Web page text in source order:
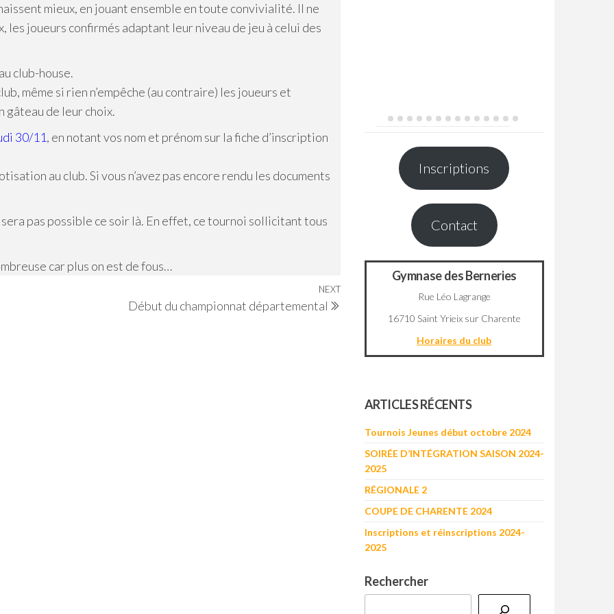
mieux, en jouant ensemble en toute convivialité. Il ne
les joueurs confirmés adaptant leur niveau de jeu à celui des
club-house.
même si rien n’empêche (au contraire) les joueurs et
gâteau de leur choix.
30/11, en notant vos nom et prénom sur la fiche d’inscription
au club. Si vous n’avez pas encore rendu les documents
pas possible ce soir là. En effet, ce tournoi sollicitant tous
car plus on est de fous…
Next
NEXT
Début du championnat départemental
Inscriptions
Contact
Gymnase des Berneries
Rue Léo Lagrange
16710 Saint Yrieix sur Charente
Horaires du club
+
ARTICLES RÉCENTS
Tournois Jeunes début octobre 2024
SOIRÉE D’INTÉGRATION SAISON 2024-
2025
RÉGIONALE 2
COUPE DE CHARENTE 2024
Inscriptions et réinscriptions 2024-
2025
Rechercher